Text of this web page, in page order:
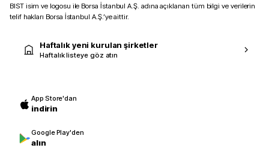
BIST isim ve logosu ile Borsa İstanbul A.Ş. adına açıklanan tüm bilgi ve verilerin
telif hakları Borsa İstanbul A.Ş.’ye aittir.
Haftalık yeni kurulan şirketler
Haftalık listeye göz atın
App Store'dan
indirin
Google Play'den
alın